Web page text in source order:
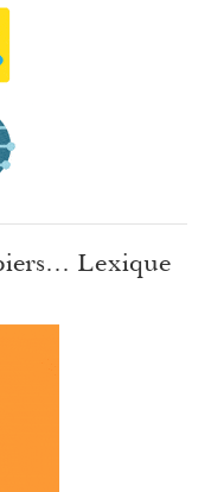
Lexique